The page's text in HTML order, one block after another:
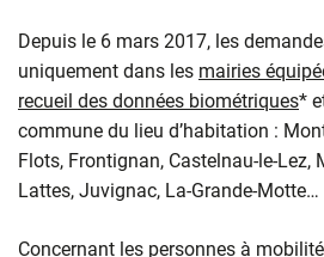
Depuis le 6 mars 2017, les
uniquement dans les mairies
recueil des données biométriques*
commune du lieu d’habitation :
Flots, Frontignan, Castelnau-le-Lez,
Lattes, Juvignac, La-Grande-Motte…
Concernant les personnes à